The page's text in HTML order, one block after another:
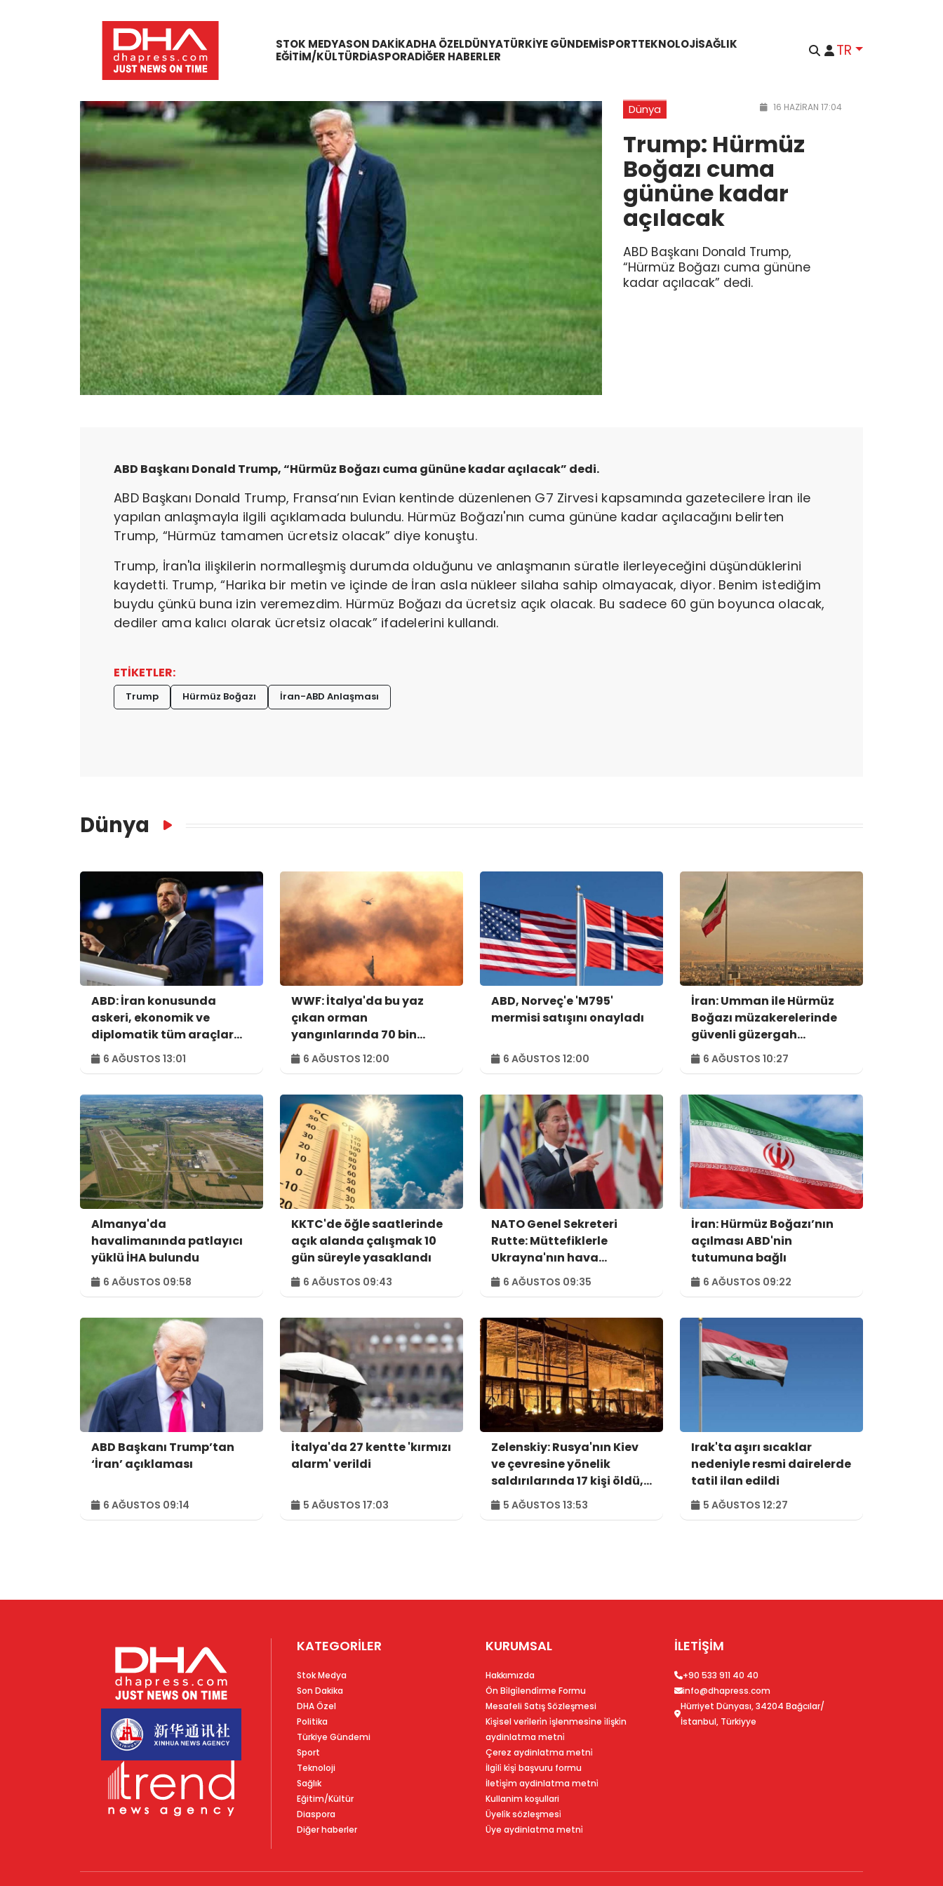
STOK MEDYASON DAKIKADHA ÖZELDÜNYATÜRKIYE GÜNDEMISPORTTEKNOLOJISAĞLIK
EĞITIM/KÜLTÜRDIASPORADIĞER HABERLER TR
Dünya 16 HAZIRAN 17:04
Trump: Hürmüz
Boğazı cuma
gününe kadar
açılacak
ABD Başkanı Donald Trump,
“Hürmüz Boğazı cuma gününe
kadar açılacak” dedi.
ABD Başkanı Donald Trump, “Hürmüz Boğazı cuma gününe kadar açılacak” dedi.
ABD Başkanı Donald Trump, Fransa’nın Evian kentinde düzenlenen G7 Zirvesi kapsamında gazetecilere İran ile
yapılan anlaşmayla ilgili açıklamada bulundu. Hürmüz Boğazı'nın cuma gününe kadar açılacağını belirten
Trump, “Hürmüz tamamen ücretsiz olacak” diye konuştu.
Trump, İran'la ilişkilerin normalleşmiş durumda olduğunu ve anlaşmanın süratle ilerleyeceğini düşündüklerini
kaydetti. Trump, “Harika bir metin ve içinde de İran asla nükleer silaha sahip olmayacak, diyor. Benim istediğim
buydu çünkü buna izin veremezdim. Hürmüz Boğazı da ücretsiz açık olacak. Bu sadece 60 gün boyunca olacak,
dediler ama kalıcı olarak ücretsiz olacak” ifadelerini kullandı.
ETİKETLER:
Trump Hürmüz Boğazı İran-ABD Anlaşması
Dünya
ABD: İran konusunda
askeri, ekonomik ve
diplomatik tüm araçlar
kullanılacak
6 AĞUSTOS 13:01
WWF: İtalya'da bu yaz
çıkan orman
yangınlarında 70 bin
hektar alan kül oldu
6 AĞUSTOS 12:00
ABD, Norveç'e 'M795'
mermisi satışını onayladı
6 AĞUSTOS 12:00
İran: Umman ile Hürmüz
Boğazı müzakerelerinde
güvenli güzergah
konusunda anlaşmaya
vardık
6 AĞUSTOS 10:27
Almanya'da
havalimanında patlayıcı
yüklü İHA bulundu
6 AĞUSTOS 09:58
KKTC'de öğle saatlerinde
açık alanda çalışmak 10
gün süreyle yasaklandı
6 AĞUSTOS 09:43
NATO Genel Sekreteri
Rutte: Müttefiklerle
Ukrayna'nın hava
savunma ihtiyaçlarını
görüştük
6 AĞUSTOS 09:35
İran: Hürmüz Boğazı’nın
açılması ABD'nin
tutumuna bağlı
6 AĞUSTOS 09:22
ABD Başkanı Trump’tan
‘İran’ açıklaması
6 AĞUSTOS 09:14
İtalya'da 27 kentte 'kırmızı
alarm' verildi
5 AĞUSTOS 17:03
Zelenskiy: Rusya'nın Kiev
ve çevresine yönelik
saldırılarında 17 kişi öldü,
44 kişi yaralandı
5 AĞUSTOS 13:53
Irak'ta aşırı sıcaklar
nedeniyle resmi dairelerde
tatil ilan edildi
5 AĞUSTOS 12:27
KATEGORİLER
Stok Medya
Son Dakika
DHA Özel
Politika
Türkiye Gündemi
Sport
Teknoloji
Sağlık
Eğitim/Kültür
Diaspora
Diğer haberler
KURUMSAL
Hakkımızda
Ön Bi̇lgi̇lendi̇rme Formu
Mesafeli Satış Sözleşmesi
Ki̇şi̇sel veri̇leri̇n i̇şlenmesi̇ne i̇li̇şki̇n
aydinlatma metni̇
Çerez aydinlatma metni̇
İlgi̇li̇ ki̇şi̇ başvuru formu
İleti̇şi̇m aydinlatma metni̇
Kullanim koşullari
Üyeli̇k sözleşmesi̇
Üye aydinlatma metni̇
İLETİŞİM
+90 533 911 40 40
info@dhapress.com
Hürriyet Dünyası, 34204 Bağcılar/
İstanbul, Türkiyye